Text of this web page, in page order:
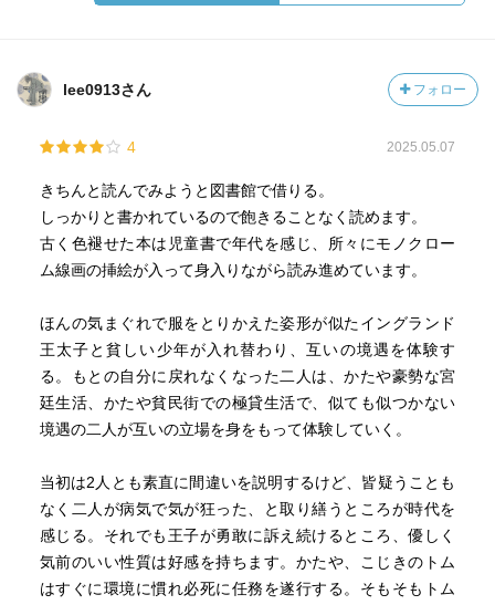
lee0913さん フォロー
4 2025.05.07
きちんと読んでみようと図書館で借りる。
しっかりと書かれているので飽きることなく読めます。
古く色褪せた本は児童書で年代を感じ、所々にモノクロー
ム線画の挿絵が入って身入りながら読み進めています。
ほんの気まぐれで服をとりかえた姿形が似たイングランド
王太子と貧しい少年が入れ替わり、互いの境遇を体験す
る。もとの自分に戻れなくなった二人は、かたや豪勢な宮
廷生活、かたや貧民街での極貸生活で、似ても似つかない
境遇の二人が互いの立場を身をもって体験していく。
当初は2人とも素直に間違いを説明するけど、皆疑うことも
なく二人が病気で気が狂った、と取り繕うところが時代を
感じる。それでも王子が勇敢に訴え続けるところ、優しく
気前のいい性質は好感を持ちます。かたや、こじきのトム
はすぐに環境に慣れ必死に任務を遂行する。そもそもトム